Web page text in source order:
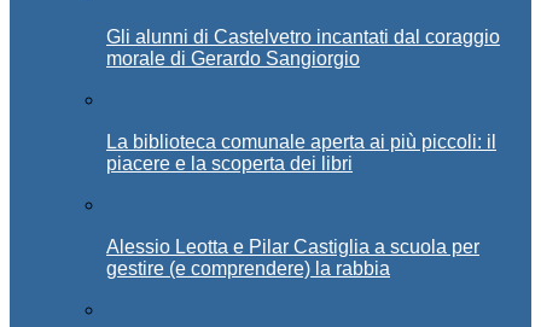
Gli alunni di Castelvetro incantati dal coraggio
morale di Gerardo Sangiorgio
La biblioteca comunale aperta ai più piccoli: il
piacere e la scoperta dei libri
Alessio Leotta e Pilar Castiglia a scuola per
gestire (e comprendere) la rabbia